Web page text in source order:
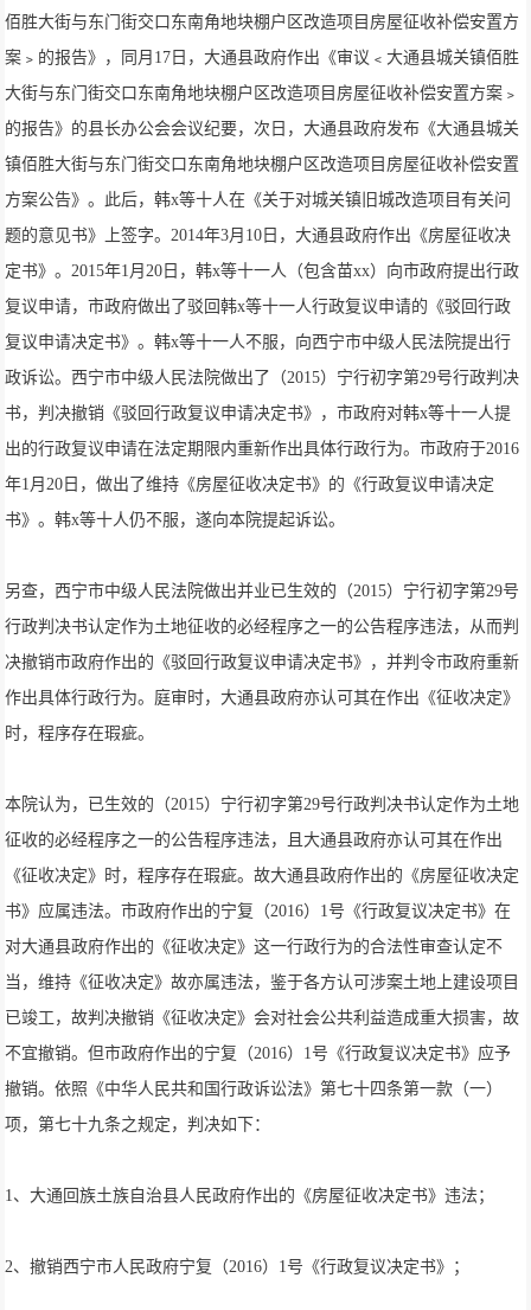
佰胜大街与东门街交口东南角地块棚户区改造项目房屋征收补偿安置方
案﹥的报告》，同月17日，大通县政府作出《审议﹤大通县城关镇佰胜
大街与东门街交口东南角地块棚户区改造项目房屋征收补偿安置方案﹥
的报告》的县长办公会会议纪要，次日，大通县政府发布《大通县城关
镇佰胜大街与东门街交口东南角地块棚户区改造项目房屋征收补偿安置
方案公告》。此后，韩x等十人在《关于对城关镇旧城改造项目有关问
题的意见书》上签字。2014年3月10日，大通县政府作出《房屋征收决
定书》。2015年1月20日，韩x等十一人（包含苗xx）向市政府提出行政
复议申请，市政府做出了驳回韩x等十一人行政复议申请的《驳回行政
复议申请决定书》。韩x等十一人不服，向西宁市中级人民法院提出行
政诉讼。西宁市中级人民法院做出了（2015）宁行初字第29号行政判决
书，判决撤销《驳回行政复议申请决定书》，市政府对韩x等十一人提
出的行政复议申请在法定期限内重新作出具体行政行为。市政府于2016
年1月20日，做出了维持《房屋征收决定书》的《行政复议申请决定
书》。韩x等十人仍不服，遂向本院提起诉讼。
另查，西宁市中级人民法院做出并业已生效的（2015）宁行初字第29号
行政判决书认定作为土地征收的必经程序之一的公告程序违法，从而判
决撤销市政府作出的《驳回行政复议申请决定书》，并判令市政府重新
作出具体行政行为。庭审时，大通县政府亦认可其在作出《征收决定》
时，程序存在瑕疵。
本院认为，已生效的（2015）宁行初字第29号行政判决书认定作为土地
征收的必经程序之一的公告程序违法，且大通县政府亦认可其在作出
《征收决定》时，程序存在瑕疵。故大通县政府作出的《房屋征收决定
书》应属违法。市政府作出的宁复（2016）1号《行政复议决定书》在
对大通县政府作出的《征收决定》这一行政行为的合法性审查认定不
当，维持《征收决定》故亦属违法，鉴于各方认可涉案土地上建设项目
已竣工，故判决撤销《征收决定》会对社会公共利益造成重大损害，故
不宜撤销。但市政府作出的宁复（2016）1号《行政复议决定书》应予
撤销。依照《中华人民共和国行政诉讼法》第七十四条第一款（一）
项，第七十九条之规定，判决如下：
1、大通回族土族自治县人民政府作出的《房屋征收决定书》违法；
2、撤销西宁市人民政府宁复（2016）1号《行政复议决定书》；